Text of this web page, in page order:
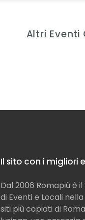
Altri Eventi
Il sito con i migliori
Dal 2006 Romapiù è
di Eventi e Locali
siti più copiati di